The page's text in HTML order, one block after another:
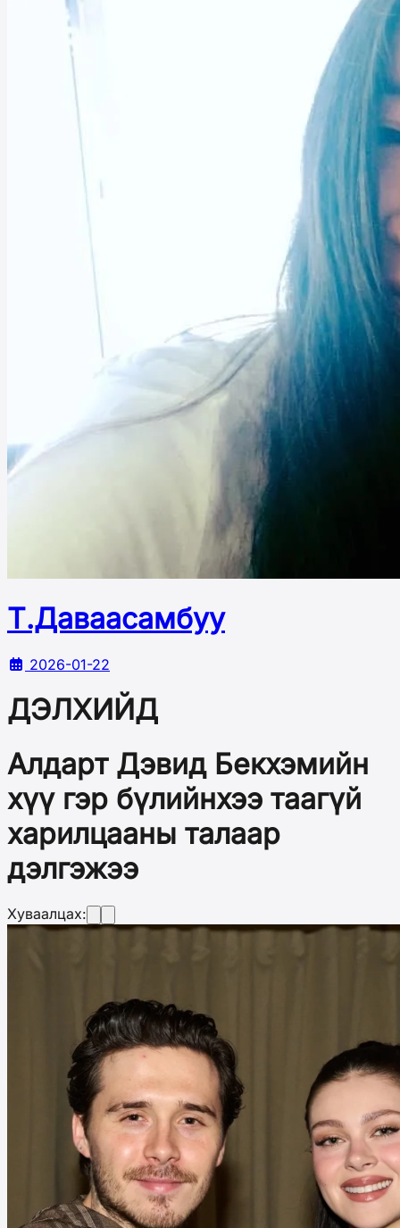
Т.Даваасамбуу
2026-01-22
ДЭЛХИЙД
Алдарт Дэвид Бекхэмийн
хүү гэр бүлийнхээ таагүй
харилцааны талаар
дэлгэжээ
Хуваалцах: